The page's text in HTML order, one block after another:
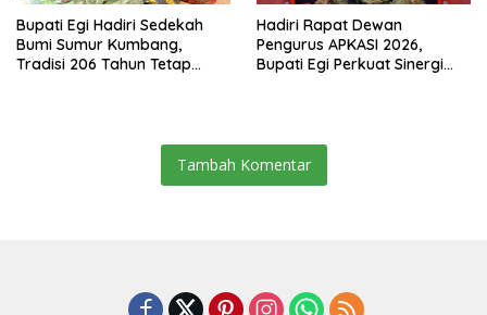
Bupati Egi Hadiri Sedekah
Bumi Sumur Kumbang,
Tradisi 206 Tahun Tetap
Hadiri Rapat Dewan
Pengurus APKASI 2026,
Bupati Egi Perkuat Sinergi
Tambah Komentar